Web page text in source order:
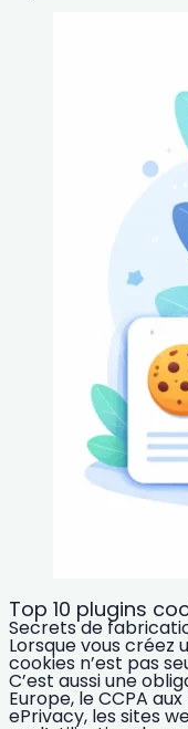
Top 10 plugins
Secrets de
Lorsque vous créez
cookies n’est pas
C’est aussi une
Europe, le CCPA
ePrivacy, les sites